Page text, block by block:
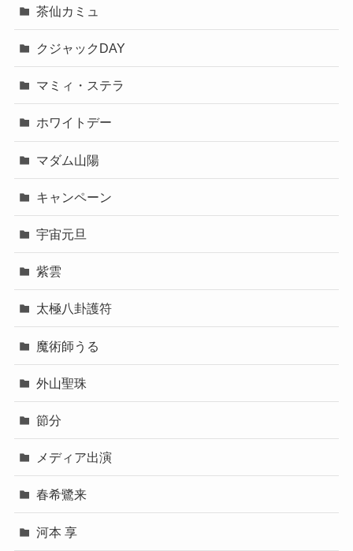
茶仙カミュ
クジャックDAY
マミィ・ステラ
ホワイトデー
マダム山陽
キャンペーン
宇宙元旦
紫雲
太極八卦護符
魔術師うる
外山聖珠
節分
メディア出演
春希鷺来
河本 享